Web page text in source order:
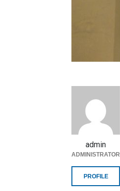
admin
ADMINISTRATOR
PROFILE